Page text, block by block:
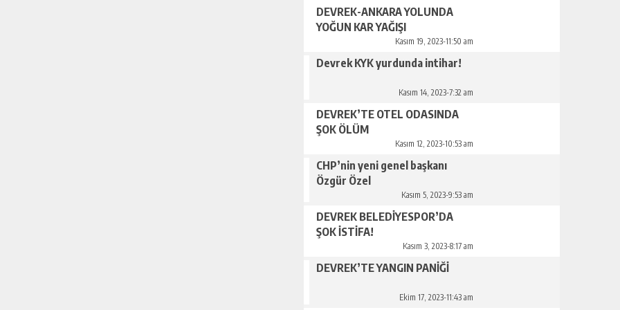
DEVREK-ANKARA YOLUNDA
YOĞUN KAR YAĞIŞI
Kasım 19, 2023-11:50 am
Devrek KYK yurdunda intihar!
Kasım 14, 2023-7:32 am
DEVREK’TE OTEL ODASINDA
ŞOK ÖLÜM
Kasım 12, 2023-10:53 am
CHP’nin yeni genel başkanı
Özgür Özel
Kasım 5, 2023-9:53 am
DEVREK BELEDİYESPOR’DA
ŞOK İSTİFA!
Kasım 3, 2023-8:17 am
DEVREK’TE YANGIN PANİĞİ
Ekim 17, 2023-11:43 am